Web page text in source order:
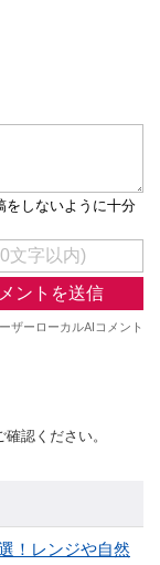
認ください。
！レンジや自然